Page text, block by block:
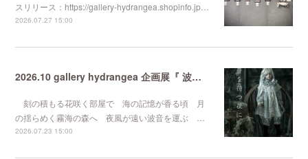
スリリース：https://gallery-hydrangea.shopinfo.jp…
2026.07.27 15:00
2026.10 gallery hydrangea 企画展『 波音を待つ夜に 』
刻の積もる花咲く部屋で 海の記憶が香る頃 月
の揺らめく霧海の森へ 夜風が遠い波音を運ぶ …
2026.07.23 15:00